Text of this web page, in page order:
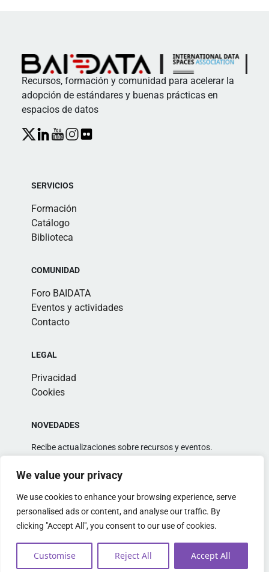
We value your privacy
We use cookies to enhance your browsing experience, serve
personalised ads or content, and analyse our traffic. By
clicking "Accept All", you consent to our use of cookies.
Customise Reject All Accept All
Recursos, formación y comunidad para acelerar la
adopción de estándares y buenas prácticas en
espacios de datos
SERVICIOS
Formación
Catálogo
Biblioteca
COMUNIDAD
Foro BAIDATA
Eventos y actividades
Contacto
LEGAL
Privacidad
Cookies
NOVEDADES
Recibe actualizaciones sobre recursos y eventos.